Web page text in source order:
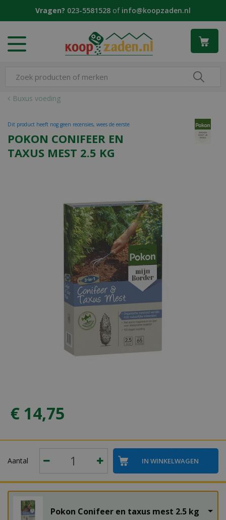
Buxus voeding
Vragen? 023-5581528 of info@koopzaden.nl
POKON CONIFEER EN
TAXUS MEST 2.5 KG
Dit product heeft nog geen recensies, wees de eerste
€ 14,75
Aantal
Pokon Conifeer en taxus mest 2.5 kg